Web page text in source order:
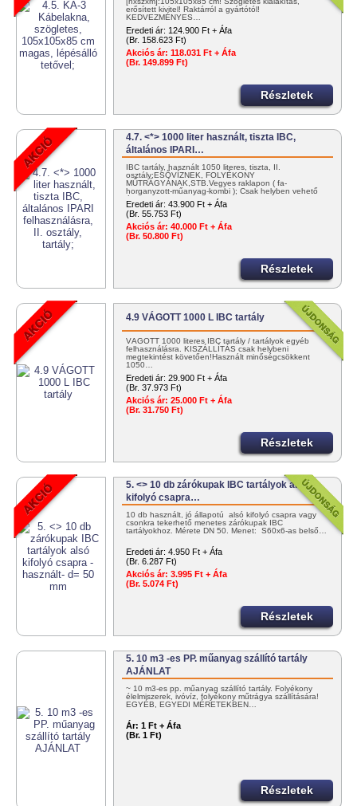
erősített kivitel! Raktárról a gyártótól!
KEDVEZMÉNYES…
Eredeti ár: 124.900 Ft + Áfa
(Br. 158.623 Ft)
Akciós ár: 118.031 Ft + Áfa
(Br. 149.899 Ft)
Részletek
4.7. <*> 1000 liter használt, tiszta IBC,
általános IPARI…
IBC tartály, használt 1050 literes, tiszta, II.
osztály;ESŐVÍZNEK, FOLYÉKONY
MŰTRÁGYÁNAK,STB.Vegyes raklapon ( fa-
horganyzott-műanyag-kombi ); Csak helyben vehető
át! Nagyobb…
Eredeti ár: 43.900 Ft + Áfa
(Br. 55.753 Ft)
Akciós ár: 40.000 Ft + Áfa
(Br. 50.800 Ft)
Részletek
4.9 VÁGOTT 1000 L IBC tartály
VÁGOTT 1000 literes IBC tartály / tartályok egyéb
felhasználásra. KISZÁLLÍTÁS csak helybeni
megtekintést követően!Használt minőségcsökkent
1050…
Eredeti ár: 29.900 Ft + Áfa
(Br. 37.973 Ft)
Akciós ár: 25.000 Ft + Áfa
(Br. 31.750 Ft)
Részletek
5. <> 10 db zárókupak IBC tartályok alsó
kifolyó csapra…
10 db használt, jó állapotú alsó kifolyó csapra vagy
csonkra tekerhető menetes zárókupak IBC
tartályokhoz. Mérete DN 50. Menet: S60x6-as belső…
Eredeti ár: 4.950 Ft + Áfa
(Br. 6.287 Ft)
Akciós ár: 3.995 Ft + Áfa
(Br. 5.074 Ft)
Részletek
5. 10 m3 -es PP. műanyag szállító tartály
AJÁNLAT
~ 10 m3-es pp. műanyag szállító tartály. Folyékony
élelmiszerek, ivóvíz, folyékony műtrágya szállítására!
EGYÉB, EGYEDI MÉRETEKBEN…
Ár: 1 Ft + Áfa
(Br. 1 Ft)
Részletek